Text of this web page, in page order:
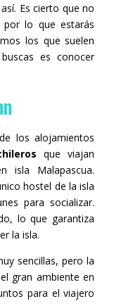
Es cierto que no
lo que estarás
los que suelen
es conocer
los alojamientos
que viajan
isla Malapascua.
hostel de la isla
para socializar.
lo que garantiza
la isla.
sencillas, pero la
gran ambiente en
para el viajero